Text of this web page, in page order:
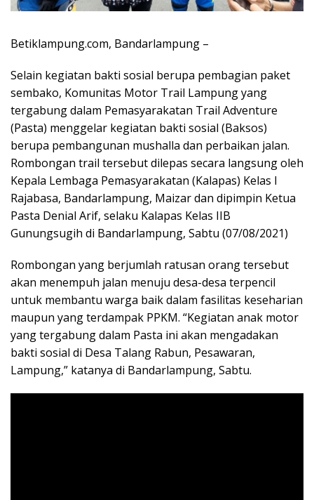
Betiklampung.com, Bandarlampung –
Selain kegiatan bakti sosial berupa pembagian paket
sembako, Komunitas Motor Trail Lampung yang
tergabung dalam Pemasyarakatan Trail Adventure
(Pasta) menggelar kegiatan bakti sosial (Baksos)
berupa pembangunan mushalla dan perbaikan jalan.
Rombongan trail tersebut dilepas secara langsung oleh
Kepala Lembaga Pemasyarakatan (Kalapas) Kelas I
Rajabasa, Bandarlampung, Maizar dan dipimpin Ketua
Pasta Denial Arif, selaku Kalapas Kelas IIB
Gunungsugih di Bandarlampung, Sabtu (07/08/2021)
Rombongan yang berjumlah ratusan orang tersebut
akan menempuh jalan menuju desa-desa terpencil
untuk membantu warga baik dalam fasilitas keseharian
maupun yang terdampak PPKM. “Kegiatan anak motor
yang tergabung dalam Pasta ini akan mengadakan
bakti sosial di Desa Talang Rabun, Pesawaran,
Lampung,” katanya di Bandarlampung, Sabtu.